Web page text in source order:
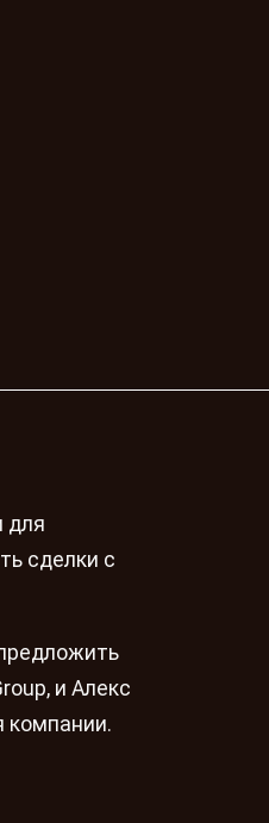
для
сделки с
и Алекс
компании.